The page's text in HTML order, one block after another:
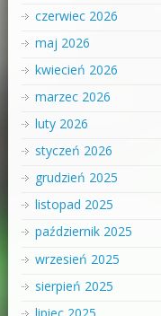
czerwiec 2026
maj 2026
kwiecień 2026
marzec 2026
luty 2026
styczeń 2026
grudzień 2025
listopad 2025
październik 2025
wrzesień 2025
sierpień 2025
lipiec 2025